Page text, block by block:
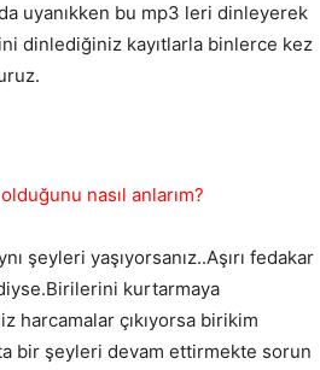
uyanıkken bu mp3 leri dinleyerek
dinlediğiniz kayıtlarla binlerce kez
nasıl anlarım?
şeyleri yaşıyorsanız..Aşırı fedakar
kurtarmaya
harcamalar çıkıyorsa birikim
bir şeyleri devam ettirmekte sorun